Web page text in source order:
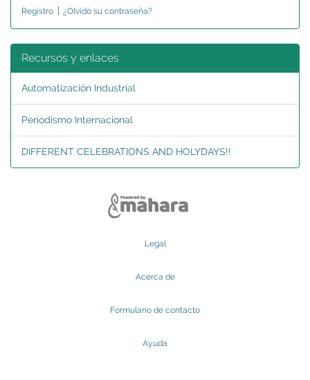
Registro | ¿Olvidó su contraseña?
Recursos y enlaces
Automatización Industrial
Periodismo Internacional
DIFFERENT CELEBRATIONS AND HOLYDAYS!!
Legal
Acerca de
Formulario de contacto
Ayuda